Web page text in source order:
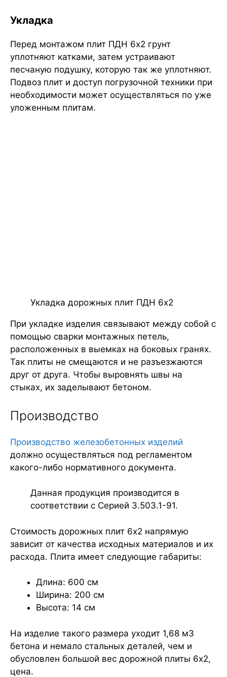
Укладка
Перед монтажом плит ПДН 6х2 грунт
уплотняют катками, затем устраивают
песчаную подушку, которую так же уплотняют.
Подвоз плит и доступ погрузочной техники при
необходимости может осуществляться по уже
уложенным плитам.
Укладка дорожных плит ПДН 6х2
При укладке изделия связывают между собой с
помощью сварки монтажных петель,
расположенных в выемках на боковых гранях.
Так плиты не смещаются и не разъезжаются
друг от друга. Чтобы выровнять швы на
стыках, их заделывают бетоном.
Производство
Производство железобетонных изделий
должно осуществляться под регламентом
какого-либо нормативного документа.
Данная продукция производится в
соответствии с Серией 3.503.1-91.
Стоимость дорожных плит 6х2 напрямую
зависит от качества исходных материалов и их
расхода. Плита имеет следующие габариты:
Длина: 600 см
Ширина: 200 см
Высота: 14 см
На изделие такого размера уходит 1,68 м3
бетона и немало стальных деталей, чем и
обусловлен большой вес дорожной плиты 6х2,
цена.